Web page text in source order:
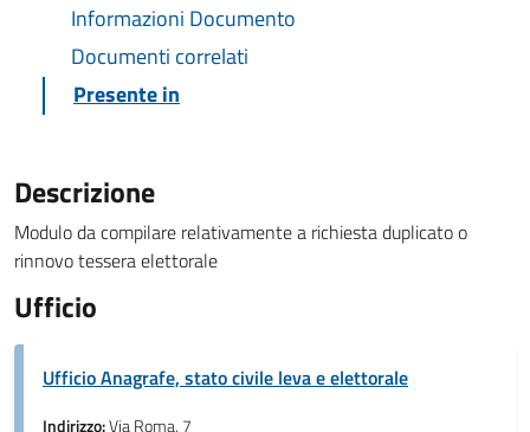
Informazioni Documento
Documenti correlati
Presente in
Descrizione
Modulo da compilare relativamente a richiesta duplicato o
rinnovo tessera elettorale
Ufficio
Ufficio Anagrafe, stato civile leva e elettorale
Indirizzo:Via Roma, 7